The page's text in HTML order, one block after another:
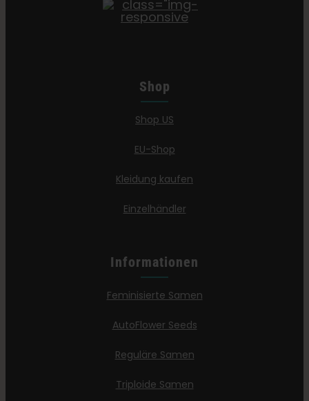
Shop
Shop US
EU-Shop
Kleidung kaufen
Einzelhändler
Informationen
Feminisierte Samen
AutoFlower Seeds
Reguläre Samen
Triploide Samen